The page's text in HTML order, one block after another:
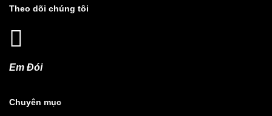
Theo dõi chúng tôi
Em Đói
Chuyên mục